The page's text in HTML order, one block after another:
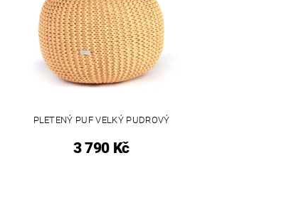
PLETENÝ PUF VELKÝ PUDROVÝ
3 790 Kč